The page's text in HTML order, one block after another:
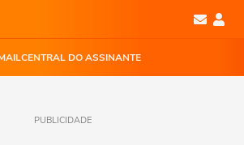
CENTRAL DO ASSINANTE
PUBLICIDADE